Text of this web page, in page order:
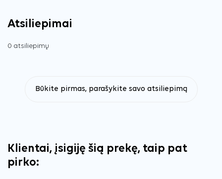
Atsiliepimai
0 atsiliepimų
Būkite pirmas, parašykite savo atsiliepimą
Klientai, įsigiję šią prekę, taip pat
pirko: